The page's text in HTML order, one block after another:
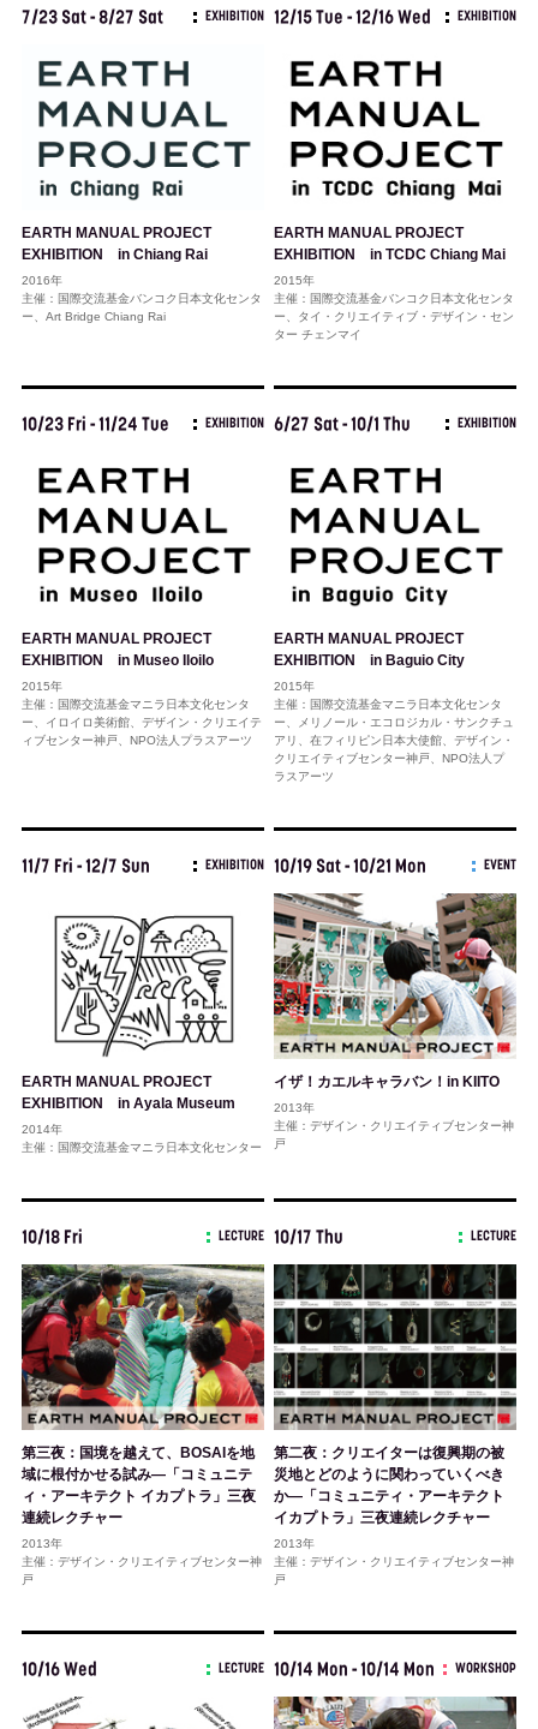
7/23 Sat - 8/27 Sat EXHIBITION
EARTH MANUAL PROJECT
EXHIBITION in Chiang Rai
2016年
主催：国際交流基金バンコク日本文化センタ
ー、Art Bridge Chiang Rai
12/15 Tue - 12/16 Wed EXHIBITION
EARTH MANUAL PROJECT
EXHIBITION in TCDC Chiang Mai
2015年
主催：国際交流基金バンコク日本文化センタ
ー、タイ・クリエイティブ・デザイン・セン
ター チェンマイ
10/23 Fri - 11/24 Tue EXHIBITION
EARTH MANUAL PROJECT
EXHIBITION in Museo Iloilo
2015年
主催：国際交流基金マニラ日本文化センタ
ー、イロイロ美術館、デザイン・クリエイテ
ィブセンター神戸、NPO法人プラスアーツ
6/27 Sat - 10/1 Thu EXHIBITION
EARTH MANUAL PROJECT
EXHIBITION in Baguio City
2015年
主催：国際交流基金マニラ日本文化センタ
ー、メリノール・エコロジカル・サンクチュ
アリ、在フィリピン日本大使館、デザイン・
クリエイティブセンター神戸、NPO法人プ
ラスアーツ
11/7 Fri - 12/7 Sun EXHIBITION
EARTH MANUAL PROJECT
EXHIBITION in Ayala Museum
2014年
主催：国際交流基金マニラ日本文化センター
10/19 Sat - 10/21 Mon EVENT
イザ！カエルキャラバン！in KIITO
2013年
主催：デザイン・クリエイティブセンター神
戸
10/18 Fri LECTURE
第三夜：国境を越えて、BOSAIを地
域に根付かせる試み―「コミュニテ
ィ・アーキテクト イカプトラ」三夜
連続レクチャー
2013年
主催：デザイン・クリエイティブセンター神
戸
10/17 Thu LECTURE
第二夜：クリエイターは復興期の被
災地とどのように関わっていくべき
か―「コミュニティ・アーキテクト
イカプトラ」三夜連続レクチャー
2013年
主催：デザイン・クリエイティブセンター神
戸
10/16 Wed LECTURE 10/14 Mon - 10/14 Mon WORKSHOP